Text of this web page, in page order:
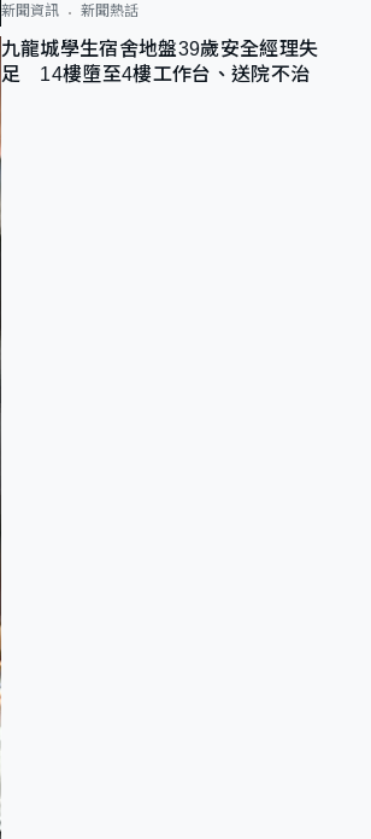
新聞資訊 新聞熱話
九龍城學生宿舍地盤39歲安全經理失
足 14樓墮至4樓工作台、送院不治